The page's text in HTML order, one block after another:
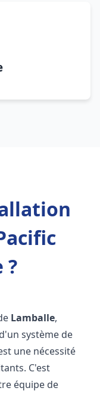
?
Lamballe,
système de
une nécessité
C'est
équipe de